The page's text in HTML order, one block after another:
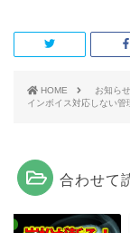
HOME
お知らせ
インボイス対応しない管
合わせて